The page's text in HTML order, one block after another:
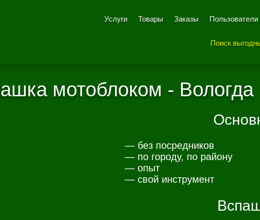
Услуги Товары Заказы Пользователи
Поиск
мотоблоком - Вологда
— без посредников
— по городу, по району
— опыт
— свой инструмент